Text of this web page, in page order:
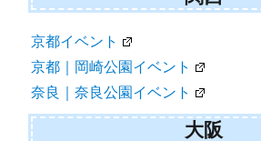
京都イベント
京都｜岡崎公園イベント
奈良｜奈良公園イベント
大阪